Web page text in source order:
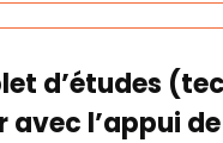
d’études
l’appui de